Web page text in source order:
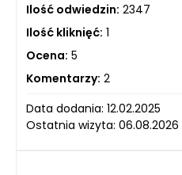
Ilość odwiedzin: 2347
Ilość kliknięć: 1
Ocena: 5
Komentarzy: 2
Data dodania: 12.02.2025
Ostatnia wizyta: 06.08.2026